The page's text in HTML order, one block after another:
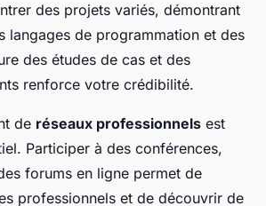
des projets variés, démontrant
langages de programmation et des
des études de cas et des
renforce votre crédibilité.
de réseaux professionnels est
Participer à des conférences,
forums en ligne permet de
professionnels et de découvrir de